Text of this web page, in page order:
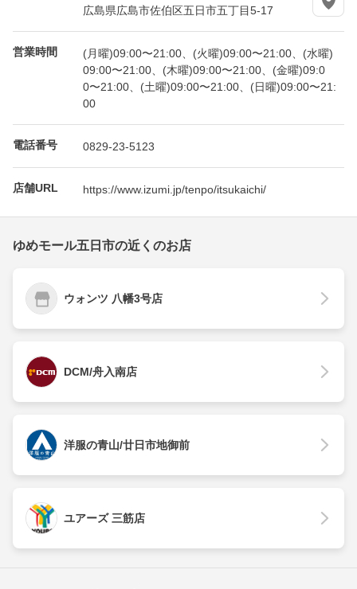
広島県広島市佐伯区五日市五丁目5-17
営業時間
(月曜)09:00〜21:00、(火曜)09:00〜21:00、(水曜)
09:00〜21:00、(木曜)09:00〜21:00、(金曜)09:0
0〜21:00、(土曜)09:00〜21:00、(日曜)09:00〜21:
00
電話番号 0829-23-5123
店舗URL https://www.izumi.jp/tenpo/itsukaichi/
ゆめモール五日市の近くのお店
ウォンツ 八幡3号店
DCM/舟入南店
洋服の青山/廿日市地御前
ユアーズ 三筋店